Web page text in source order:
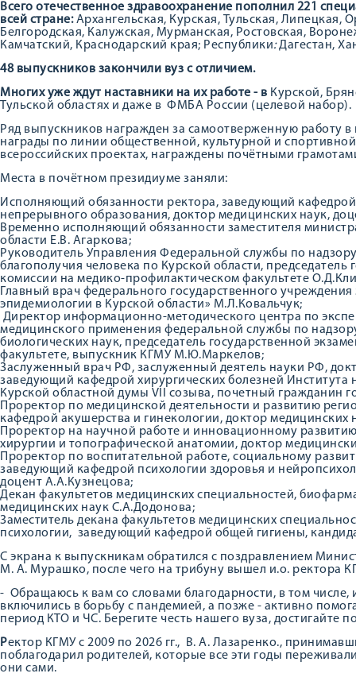
Всего отечественное здравоохранение пополнил 221
всей стране:Архангельская, Курская, Тульская, Липецкая,
Белгородская, Калужская, Мурманская, Ростовская,
Камчатский, Краснодарский края; Республики:Дагестан,
48 выпускников закончили вуз с отличием.
Многих уже ждут наставники на их работе - в Курской,
Тульской областях и даже в ФМБА России (целевой набор).
Ряд выпускников награжден за самоотверженную работу
награды по линии общественной, культурной и
всероссийских проектах, награждены почётными
Места в почётном президиуме заняли:
Исполняющий обязанности ректора, заведующий
непрерывного образования, доктор медицинских наук,
Временно исполняющий обязанности заместителя
области Е.В. Агаркова;
Руководитель Управления Федеральной службы по
благополучия человека по Курской области,
комиссии на медико-профилактическом факультете
Главный врач федерального государственного
эпидемиологии в Курской области» М.Л.Ковальчук;
Директор информационно-методического центра по
медицинского применения федеральной службы по
биологических наук, председатель государственной
факультете, выпускник КГМУ М.Ю.Маркелов;
Заслуженный врач РФ, заслуженный деятель науки РФ,
заведующий кафедрой хирургических болезней Института
Курской областной думы VII созыва, почетный гражданин
Проректор по медицинской деятельности и развитию
кафедрой акушерства и гинекологии, доктор
Проректор на научной работе и инновационному
хирургии и топографической анатомии, доктор
Проректор по воспитательной работе, социальному
заведующий кафедрой психологии здоровья и
доцент А.А.Кузнецова;
Декан факультетов медицинских специальностей,
медицинских наук С.А.Додонова;
Заместитель декана факультетов медицинских
психологии, заведующий кафедрой общей гигиены,
С экрана к выпускникам обратился с поздравлением
М. А. Мурашко, после чего на трибуну вышел и.о. ректора
- Обращаюсь к вам со словами благодарности, в том числе,
включились в борьбу с пандемией, а позже - активно
период КТО и ЧС. Берегите честь нашего вуза, достигайте
Ректор КГМУ с 2009 по 2026 гг., В. А. Лазаренко.,
поблагодарил родителей, которые все эти годы
они сами.